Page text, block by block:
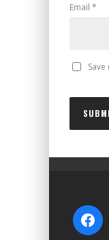
Email *